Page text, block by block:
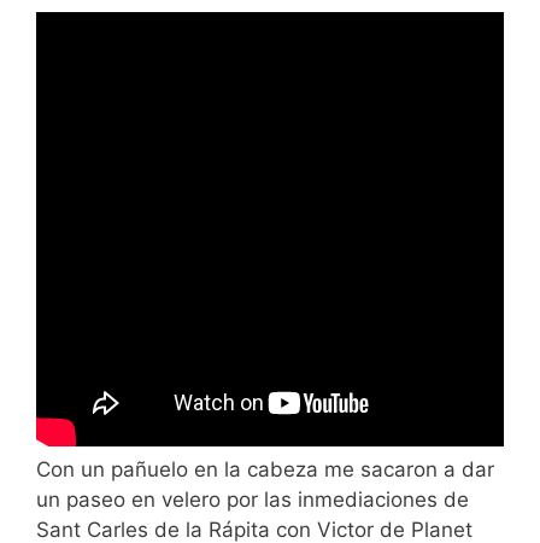
Con un pañuelo en la cabeza me sacaron a dar
un paseo en velero por las inmediaciones de
Sant Carles de la Rápita con Victor de Planet